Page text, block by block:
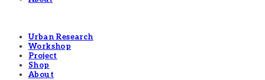
Urban Research
Workshop
Project
Shop
About